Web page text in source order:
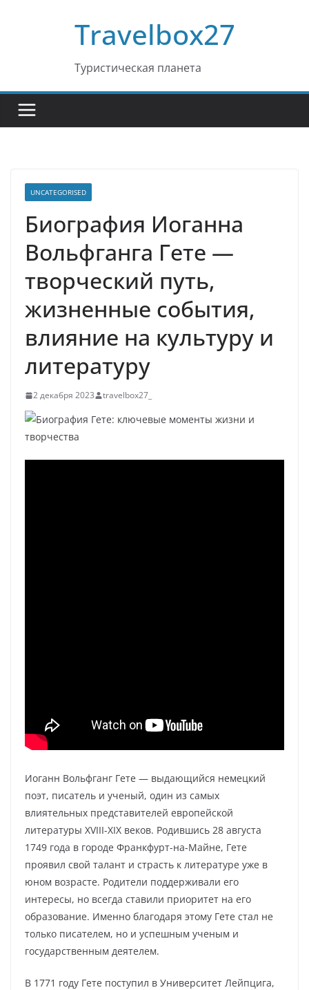
Travelbox27
Туристическая планета
UNCATEGORISED
Биография Иоганна
Вольфганга Гете —
творческий путь,
жизненные события,
влияние на культуру и
литературу
2 декабря 2023 travelbox27_
Иоганн Вольфганг Гете — выдающийся немецкий
поэт, писатель и ученый, один из самых
влиятельных представителей европейской
литературы XVIII-XIX веков. Родившись 28 августа
1749 года в городе Франкфурт-на-Майне, Гете
проявил свой талант и страсть к литературе уже в
юном возрасте. Родители поддерживали его
интересы, но всегда ставили приоритет на его
образование. Именно благодаря этому Гете стал не
только писателем, но и успешным ученым и
государственным деятелем.
В 1771 году Гете поступил в Университет Лейпцига,